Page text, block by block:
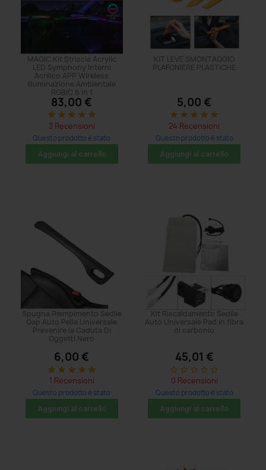
MAGIC Kit Striscia Acrylic
LED Symphony Interni
Acrilico APP Wireless
Illuminazione Ambientale
RGBIC 6 in 1
83,00 €
star star star star star
3 Recensioni
Questo prodotto è stato
acquistato: 47 volte
Aggiungi al carrello
KIT LEVE SMONTAGGIO
PLAFONIERE PLASTICHE
5,00 €
star star star star star
24 Recensioni
Questo prodotto è stato
acquistato: 482 volte
Aggiungi al carrello
Spugna Riempimento Sedile
Gap Auto Pelle Universale
Prevenire la Caduta Di
Oggetti Nero
6,00 €
star star star star star
1 Recensioni
Questo prodotto è stato
acquistato: 86 volte
Aggiungi al carrello
Kit Riscaldamento Sedile
Auto Universale Pad in fibra
di carbonio
45,01 €
star_border star_border star_border star_border star_border
0 Recensioni
Questo prodotto è stato
acquistato: 65 volte
Aggiungi al carrello